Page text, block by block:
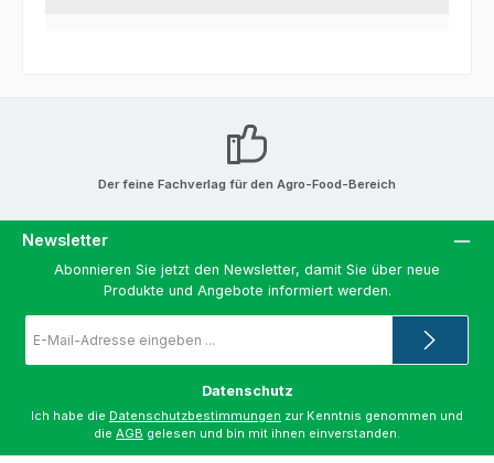
Der feine Fachverlag für den Agro-Food-Bereich
Newsletter
Abonnieren Sie jetzt den Newsletter, damit Sie über neue
Produkte und Angebote informiert werden.
Mail-
*
Datenschutz
Ich habe die Datenschutzbestimmungen zur Kenntnis genommen und
die AGB gelesen und bin mit ihnen einverstanden.